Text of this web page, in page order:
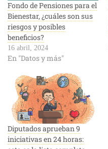
Fondo de Pensiones para el
Bienestar, ¿cuáles son sus
riesgos y posibles
beneficios?
16 abril, 2024
En "Datos y más"
Diputados aprueban 9
iniciativas en 24 horas: